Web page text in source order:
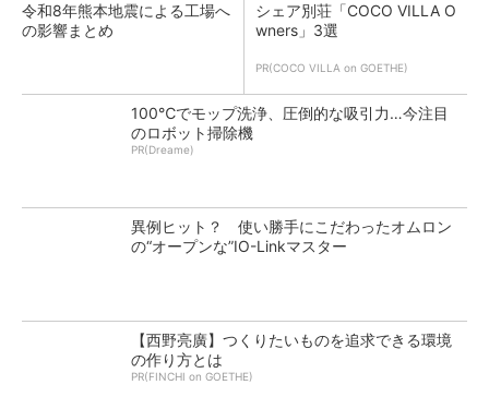
令和8年熊本地震による工場へ
の影響まとめ
シェア別荘「COCO VILLA O
wners」3選
PR(COCO VILLA on GOETHE)
100℃でモップ洗浄、圧倒的な吸引力…今注目
のロボット掃除機
PR(Dreame)
異例ヒット？ 使い勝手にこだわったオムロン
の“オープンな”IO-Linkマスター
【西野亮廣】つくりたいものを追求できる環境
の作り方とは
PR(FINCHI on GOETHE)